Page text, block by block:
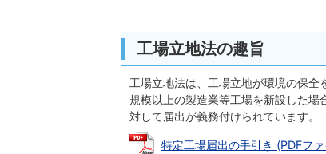
工場立地法の趣旨
工場立地法は、工場立地が環境の保
規模以上の製造業等工場を新設した
対して届出が義務付けられています。
特定工場届出の手引き (PDFフ